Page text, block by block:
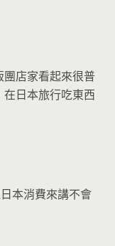
店家看起來很普
日本旅行吃東西
本消費來講不會